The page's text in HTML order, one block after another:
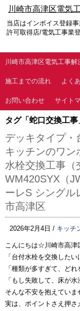
川崎市高津区電気
当店はインボイス登録
許可取得店/電気工事業
川崎市高津区電気工事解
施工までの流れ よく
お問い合わせ サイト
タグ「蛇口交換工
デッキタイプ・
キッチンのワ
水栓交換工事（
WM420SYX（
ーレS シングル
市高津区
2026年2月4日 / キッチ
こんにちは☆川崎市高津
「台付水栓を交換した
「種類が多すぎて、ど
「もし失敗して、床が
そんな不安を抱えていま
実は、ポイントさえ押